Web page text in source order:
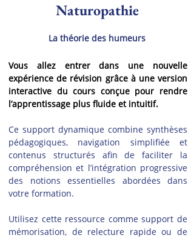
Naturopathie
La théorie des humeurs
Vous allez entrer dans une nouvelle
expérience de révision grâce à une version
interactive du cours conçue pour rendre
l’apprentissage plus fluide et intuitif.
Ce support dynamique combine synthèses
pédagogiques, navigation simplifiée et
contenus structurés afin de faciliter la
compréhension et l’intégration progressive
des notions essentielles abordées dans
votre formation.
Utilisez cette ressource comme support de
mémorisation, de relecture rapide ou de